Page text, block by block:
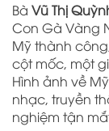
Bà Vũ Thị
Con Gà Vàng
Mỹ thành
cột mốc, một
Hình ảnh về
nhạc, truyền
nghiệm tận